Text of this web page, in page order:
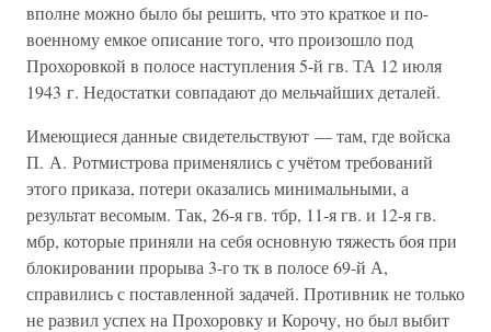
вполне можно было бы решить, что это краткое и по-
военному емкое описание того, что произошло под
Прохоровкой в полосе наступления 5-й гв. ТА 12 июля
1943 г. Недостатки совпадают до мельчайших деталей.
Имеющиеся данные свидетельствуют — там, где войска
П. А. Ротмистрова применялись с учётом требований
этого приказа, потери оказались минимальными, а
результат весомым. Так, 26-я гв. тбр, 11-я гв. и 12-я гв.
мбр, которые приняли на себя основную тяжесть боя при
блокировании прорыва 3-го тк в полосе 69-й А,
справились с поставленной задачей. Противник не только
не развил успех на Прохоровку и Корочу, но был выбит